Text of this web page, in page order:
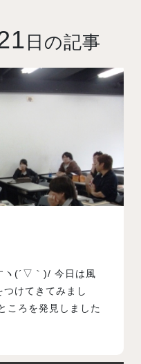
日の記事
ヽ(´▽｀)/ 今日は風
けてきてみまし
ころを発見しました